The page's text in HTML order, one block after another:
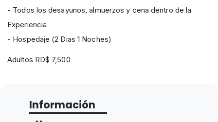
- Todos los desayunos, almuerzos y cena dentro de la
Experiencia
- Hospedaje (2 Dias 1 Noches)
Adultos RD$ 7,500
Información